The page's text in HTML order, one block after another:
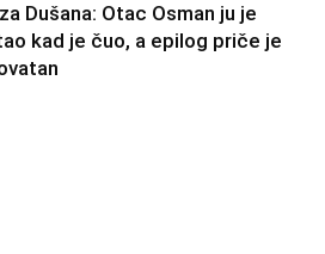
Dušana: Otac Osman ju je
kad je čuo, a epilog priče je